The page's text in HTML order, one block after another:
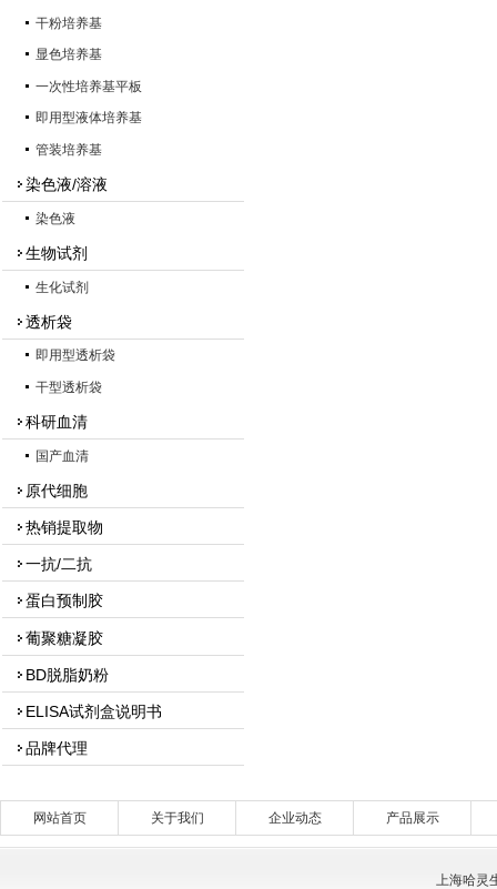
干粉培养基
显色培养基
一次性培养基平板
即用型液体培养基
管装培养基
染色液/溶液
染色液
生物试剂
生化试剂
透析袋
即用型透析袋
干型透析袋
科研血清
国产血清
原代细胞
热销提取物
一抗/二抗
蛋白预制胶
葡聚糖凝胶
BD脱脂奶粉
ELISA试剂盒说明书
品牌代理
网站首页 关于我们 企业动态 产品展示
上海哈灵